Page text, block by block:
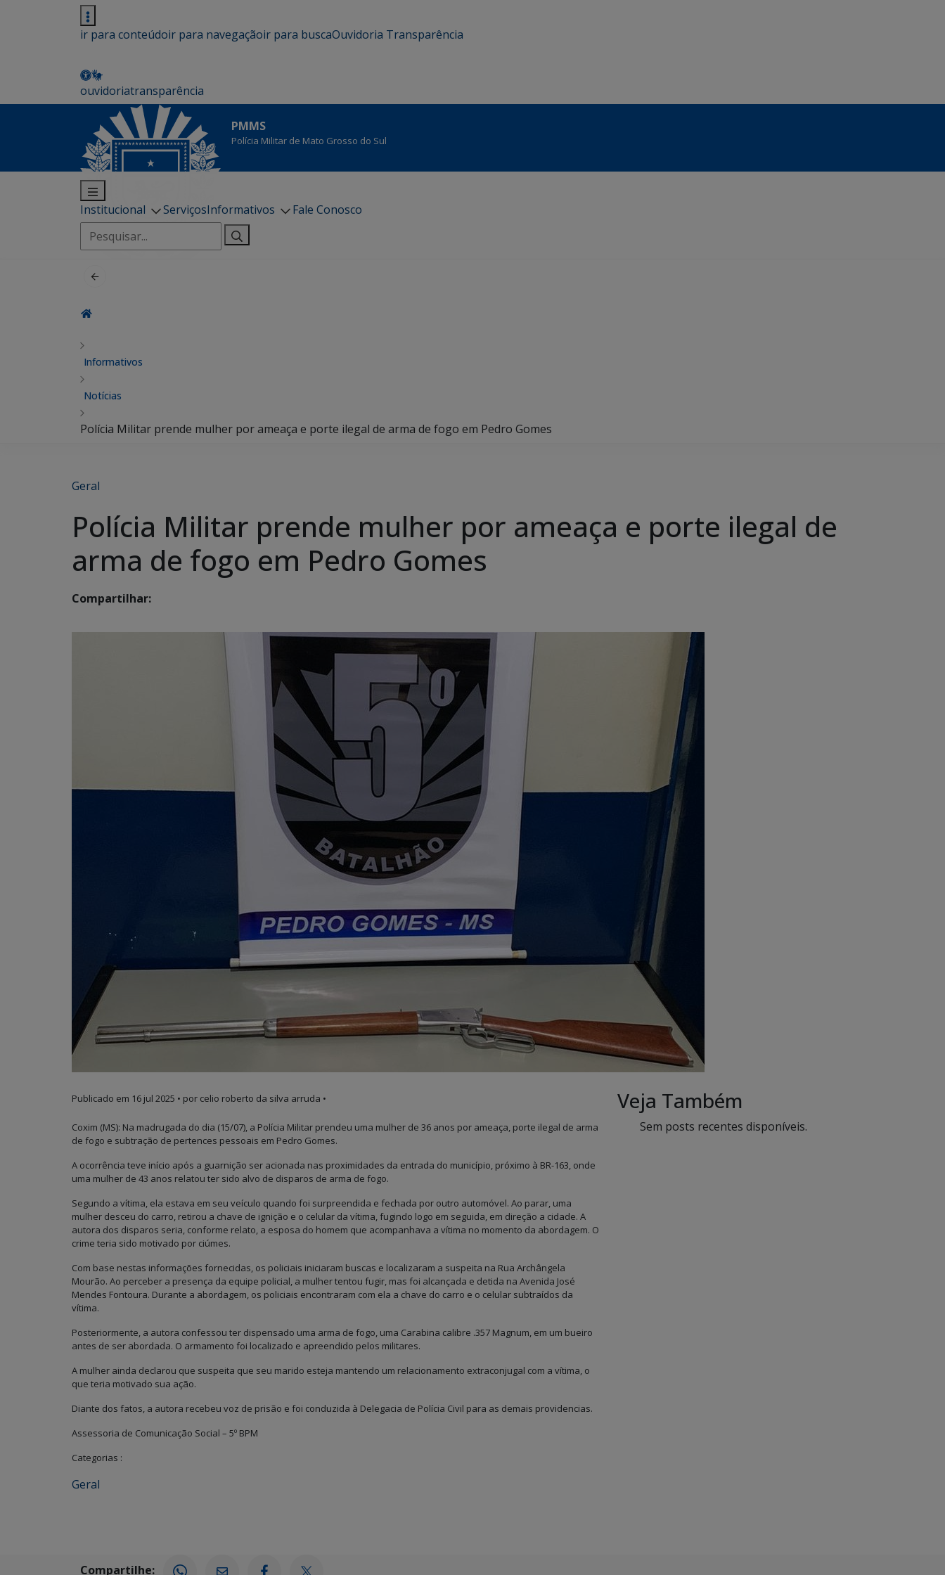
ir para conteúdoir para navegaçãoir para buscaOuvidoria Transparência
ouvidoriatransparência
PMMS
Polícia Militar de Mato Grosso do Sul
Institucional ServiçosInformativos
Fale Conosco
Pesquisar
por:
Informativos
Notícias
Polícia Militar prende mulher por ameaça e porte ilegal de arma de fogo em Pedro Gomes
Geral
Polícia Militar prende mulher por ameaça e porte ilegal de
arma de fogo em Pedro Gomes
Compartilhar:
Publicado em 16 jul 2025 • por celio roberto da silva arruda •
Coxim (MS): Na madrugada do dia (15/07), a Polícia Militar prendeu uma mulher de 36 anos por ameaça, porte ilegal de arma
de fogo e subtração de pertences pessoais em Pedro Gomes.
A ocorrência teve início após a guarnição ser acionada nas proximidades da entrada do município, próximo à BR-163, onde
uma mulher de 43 anos relatou ter sido alvo de disparos de arma de fogo.
Segundo a vítima, ela estava em seu veículo quando foi surpreendida e fechada por outro automóvel. Ao parar, uma
mulher desceu do carro, retirou a chave de ignição e o celular da vítima, fugindo logo em seguida, em direção a cidade. A
autora dos disparos seria, conforme relato, a esposa do homem que acompanhava a vítima no momento da abordagem. O
crime teria sido motivado por ciúmes.
Com base nestas informações fornecidas, os policiais iniciaram buscas e localizaram a suspeita na Rua Archângela
Mourão. Ao perceber a presença da equipe policial, a mulher tentou fugir, mas foi alcançada e detida na Avenida José
Mendes Fontoura. Durante a abordagem, os policiais encontraram com ela a chave do carro e o celular subtraídos da
vítima.
Posteriormente, a autora confessou ter dispensado uma arma de fogo, uma Carabina calibre .357 Magnum, em um bueiro
antes de ser abordada. O armamento foi localizado e apreendido pelos militares.
A mulher ainda declarou que suspeita que seu marido esteja mantendo um relacionamento extraconjugal com a vítima, o
que teria motivado sua ação.
Diante dos fatos, a autora recebeu voz de prisão e foi conduzida à Delegacia de Polícia Civil para as demais providencias.
Assessoria de Comunicação Social – 5º BPM
Categorias :
Geral
Veja Também
Sem posts recentes disponíveis.
Compartilhe: